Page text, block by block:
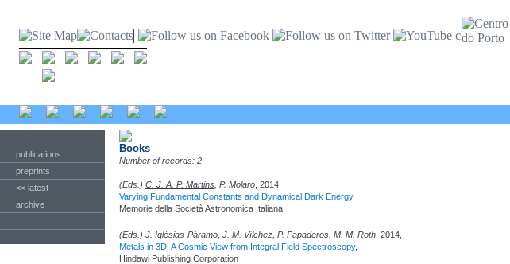
publications
preprints
<< latest
archive
Books
Number of records: 2
(Eds.) C. J. A. P. Martins , P. Molaro , 2014,
Varying Fundamental Constants and Dynamical Dark Energy,
Memorie della Società Astronomica Italiana
(Eds.) J. Iglésias-Páramo, J. M. Vílchez, P. Papaderos , M. M. Roth , 2014,
Metals in 3D: A Cosmic View from Integral Field Spectroscopy,
Hindawi Publishing Corporation